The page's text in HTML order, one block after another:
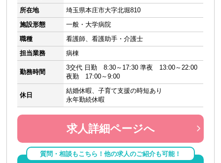
所在地
埼玉県本庄市大字北堀810
施設形態
一般・大学病院
職種
看護師、看護助手・介護士
担当業務
病棟
勤務時間
3交代 日勤 8:30～17:30 準夜 13:00～22:00
夜勤 17:00～9:00
休日
結婚休暇、子育て支援の時短あり
永年勤続休暇
求人詳細ページへ
質問・相談もこちら！他の求人のご紹介も可能！